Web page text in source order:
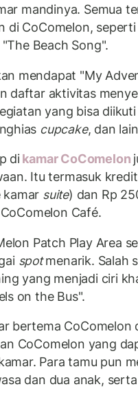
mandinya. Semua
di CoComelon,
Beach Song".
mendapat "My
daftar aktivitas
yang bisa
cupcake, dan
dikamar CoComelon
Itu termasuk
kamar suite) dan Rp
Café.
Patch Play Area
spotmenarik. Salah
yang menjadi ciri
on the Bus".
bertema CoComelon
CoComelon yang
Para tamu pun
dan dua anak,